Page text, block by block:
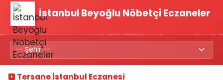
İstanbul Beyoğlu Nöbetçi Eczaneler
Tersane İstanbul Eczanesi